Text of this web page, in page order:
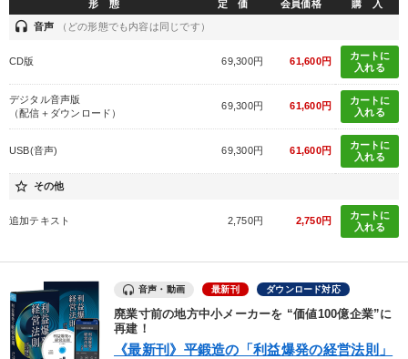
形 態 定 価 会員価格 購 入
headset 音声 （どの形態でも内容は同じです）
CD版 69,300円 61,600円
カートに
入れる
デジタル音声版
（配信＋ダウンロード）
69,300円 61,600円
カートに
入れる
USB(音声) 69,300円 61,600円
カートに
入れる
star_border その他
追加テキスト 2,750円 2,750円
カートに
入れる
音声・動画 最新刊 ダウンロード対応
廃業寸前の地方中小メーカーを “価値100億企業”に
再建！
《最新刊》平鍛造の「利益爆発の経営法則」